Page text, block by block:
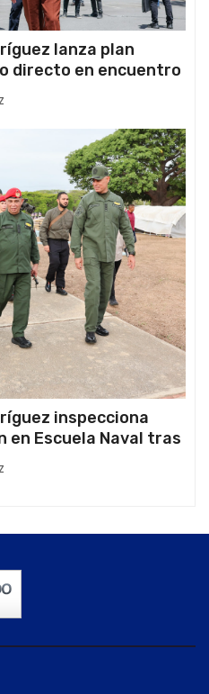
lanza plan
directo en encuentro
inspecciona
en Escuela Naval tras
La Guaira